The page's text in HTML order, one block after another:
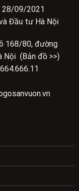
28/09/2021
Đầu tư Hà Nội
168/80, đường
Nội (Bản đồ >>)